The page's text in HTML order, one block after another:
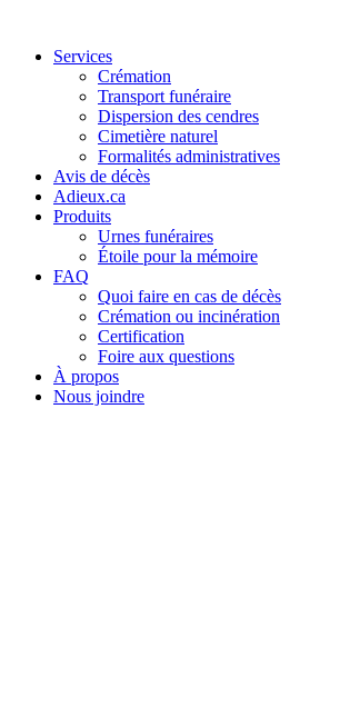
Services
Crémation
Transport funéraire
Dispersion des cendres
Cimetière naturel
Formalités administratives
Avis de décès
Adieux.ca
Produits
Urnes funéraires
Étoile pour la mémoire
FAQ
Quoi faire en cas de décès
Crémation ou incinération
Certification
Foire aux questions
À propos
Nous joindre